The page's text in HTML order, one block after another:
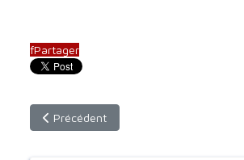
fPartager
Article précédent : Emission du jeudi
Précédent